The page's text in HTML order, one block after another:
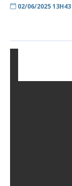
02/06/2025 13H43